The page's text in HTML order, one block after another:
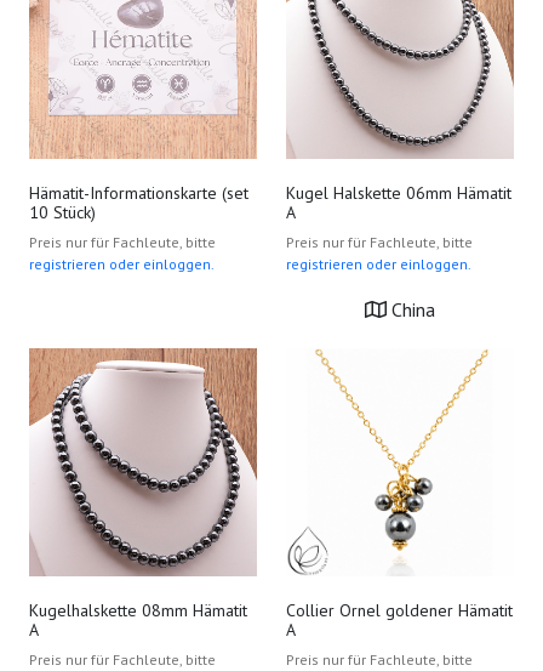
Hämatit-Informationskarte (set
10 Stück)
Preis nur für Fachleute, bitte
registrieren oder einloggen.
Kugel Halskette 06mm Hämatit
A
Preis nur für Fachleute, bitte
registrieren oder einloggen.
China
Kugelhalskette 08mm Hämatit
A
Preis nur für Fachleute, bitte
Collier Ornel goldener Hämatit
A
Preis nur für Fachleute, bitte